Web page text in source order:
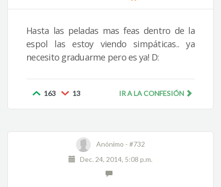
Hasta las peladas mas feas dentro de la
espol las estoy viendo simpáticas.. ya
necesito graduarme pero es ya! D:
163 13 IR A LA CONFESIÓN
Anónimo - #732
Dec. 24, 2014, 5:08 p.m.